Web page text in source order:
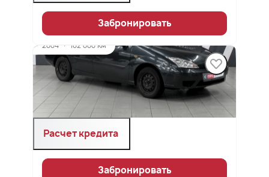
Забронировать
2004 · 182 000 км
FORD Focus
1.8 л (115 л.с.), МКПП, бензин, передний
289 000 ₽
Расчет кредита
Забронировать